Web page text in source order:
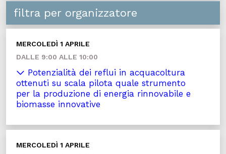
filtra per organizzatore
MERCOLEDÌ 1 APRILE
DALLE 9:00 ALLE 10:00
Potenzialità dei reflui in acquacoltura
ottenuti su scala pilota quale strumento
per la produzione di energia rinnovabile e
biomasse innovative
MERCOLEDÌ 1 APRILE